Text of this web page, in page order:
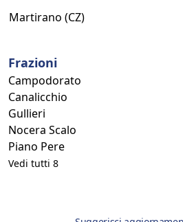
Martirano (CZ)
Frazioni
Campodorato
Canalicchio
Gullieri
Nocera Scalo
Piano Pere
Vedi tutti 8